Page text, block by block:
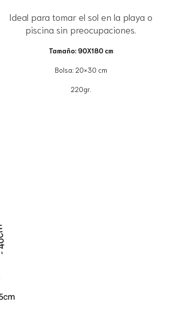
Ideal para tomar el sol en la playa o
piscina sin preocupaciones.
Tamaño: 90X180 cm
Bolsa: 20×30 cm
220gr.